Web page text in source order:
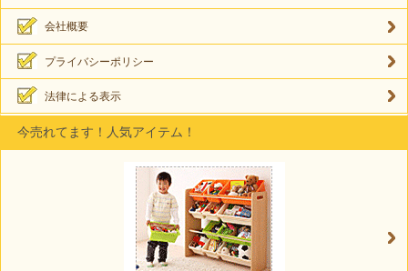
会社概要
プライバシーポリシー
法律による表示
今売れてます！人気アイテム！